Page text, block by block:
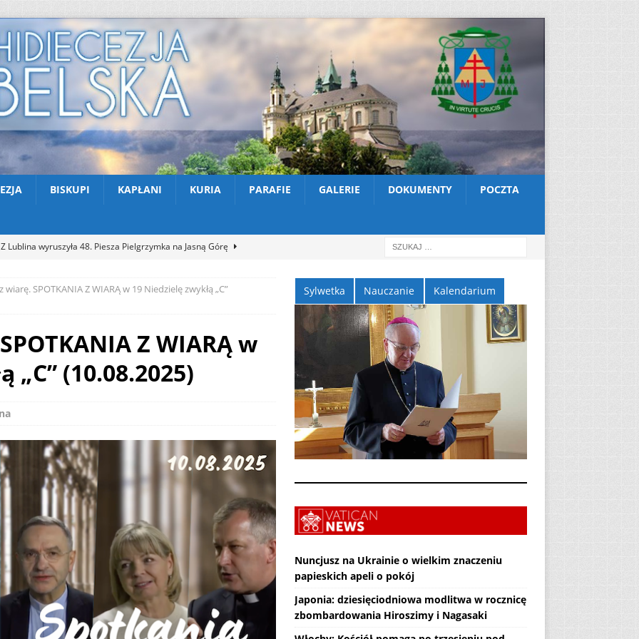
BISKUPI KAPŁANI KURIA PARAFIE GALERIE DOKUMENTY POCZTA
Z Lublina wyruszyła 48. Piesza Pielgrzymka na Jasną Górę
Nekrologi: śp. Jerzy Gasperski
AKTUALNOŚCI
XXX Międzynarodowy Festiwal Organowy Lublin – Czuby: 2026-08-
wiarę. SPOTKANIA Z WIARĄ w 19 Niedzielę zwykłą „C”
Z WIARĄ w
„C” (10.08.2025)
Sylwetka Nauczanie Kalendarium
Nuncjusz na Ukrainie o wielkim znaczeniu
papieskich apeli o pokój
Japonia: dziesięciodniowa modlitwa w rocznicę
zbombardowania Hiroszimy i Nagasaki